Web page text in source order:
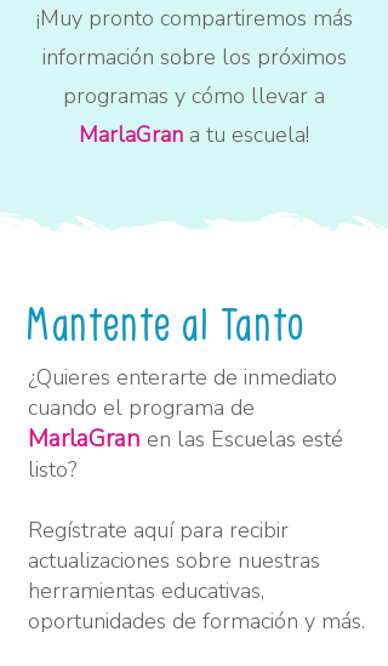
¡Muy pronto compartiremos más
información sobre los próximos
programas y cómo llevar a
MarlaGran a tu escuela!
Mantente al Tanto
¿Quieres enterarte de inmediato
cuando el programa de
MarlaGran en las Escuelas esté
listo?
Regístrate aquí para recibir
actualizaciones sobre nuestras
herramientas educativas,
oportunidades de formación y más.